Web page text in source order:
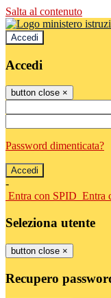
Salta al contenuto
Accedi
Accedi
button close ×
Password dimenticata?
-
Entra con SPID Entra
Seleziona utente
button close ×
Recupero